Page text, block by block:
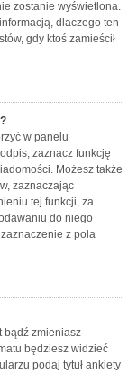
zostanie wyświetlona.
dlaczego ten
gdy ktoś zamieścił
w panelu
zaznacz funkcję
Możesz także
zaznaczając
tej funkcji, za
do niego
z pola
bądź zmieniasz
będziesz widzieć
podaj tytuł ankiety